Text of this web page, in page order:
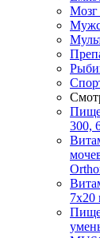
Мозг
300,
7х20